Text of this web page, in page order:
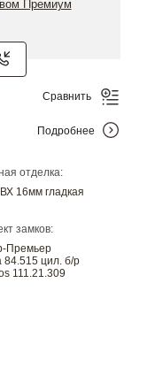
отделка:
16мм гладкая
замков:
Премьер
84.515 цил. б/р
111.21.309
Сравнить
Подробнее